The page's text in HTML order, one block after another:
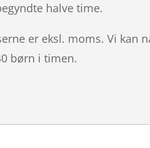
halve time.
er eksl. moms. Vi kan
børn i timen.